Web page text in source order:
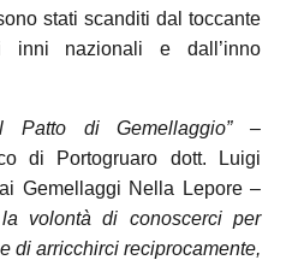
stati scanditi dal toccante
inni nazionali e dall’inno
Patto di Gemellaggio” –
di Portogruaro dott. Luigi
Gemellaggi Nella Lepore –
la volontà di conoscerci per
di arricchirci reciprocamente,